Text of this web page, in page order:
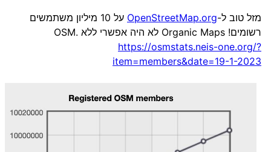
מזל טוב ל-OpenStreetMap.org
על 10 מיליון משתמשים
רשומים! Organic Maps לא היה אפשרי ללא OSM.
https://osmstats.neis-one.org/?
item=members&date=19-1-2023